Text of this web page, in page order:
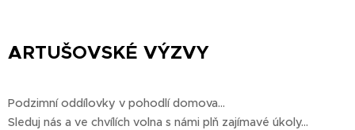
ARTUŠOVSKÉ VÝZVY
Podzimní oddílovky v pohodlí domova...
Sleduj nás a ve chvílích volna s námi plň zajímavé úkoly...